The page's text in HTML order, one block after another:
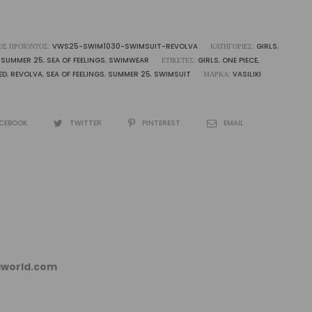
ΠΡΟΪΌΝΤΟΣ: VWS25-SWIM1030-SWIMSUIT-REVOLVA ΚΑΤΗΓΟΡΊΕΣ: GIRLS,
25, SEA OF FEELINGS, SWIMWEAR ΕΤΙΚΈΤΕΣ: GIRLS, ONE PIECE,
, REVOLVA, SEA OF FEELINGS, SUMMER 25, SWIMSUIT ΜΆΡΚΑ: VASILIKI
TWITTER PINTEREST EMAIL